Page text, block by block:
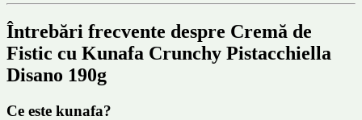
Întrebări frecvente despre Cremă de
Fistic cu Kunafa Crunchy Pistacchiella
Disano 190g
Ce este kunafa?